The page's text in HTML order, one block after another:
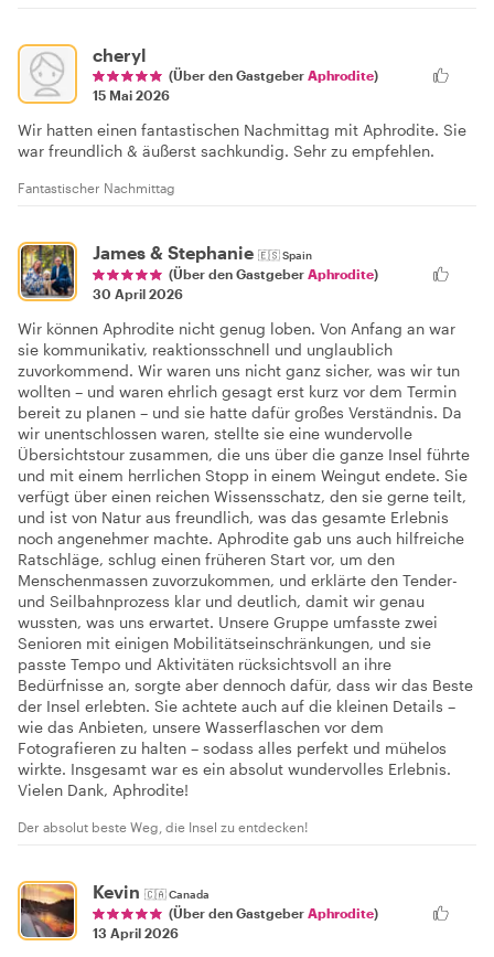
cheryl
(Über den Gastgeber Aphrodite)
15 Mai 2026
Wir hatten einen fantastischen Nachmittag mit Aphrodite. Sie
war freundlich & äußerst sachkundig. Sehr zu empfehlen.
Fantastischer Nachmittag
James & Stephanie 🇪🇸Spain
(Über den Gastgeber Aphrodite)
30 April 2026
Wir können Aphrodite nicht genug loben. Von Anfang an war
sie kommunikativ, reaktionsschnell und unglaublich
zuvorkommend. Wir waren uns nicht ganz sicher, was wir tun
wollten – und waren ehrlich gesagt erst kurz vor dem Termin
bereit zu planen – und sie hatte dafür großes Verständnis. Da
wir unentschlossen waren, stellte sie eine wundervolle
Übersichtstour zusammen, die uns über die ganze Insel führte
und mit einem herrlichen Stopp in einem Weingut endete. Sie
verfügt über einen reichen Wissensschatz, den sie gerne teilt,
und ist von Natur aus freundlich, was das gesamte Erlebnis
noch angenehmer machte. Aphrodite gab uns auch hilfreiche
Ratschläge, schlug einen früheren Start vor, um den
Menschenmassen zuvorzukommen, und erklärte den Tender-
und Seilbahnprozess klar und deutlich, damit wir genau
wussten, was uns erwartet. Unsere Gruppe umfasste zwei
Senioren mit einigen Mobilitätseinschränkungen, und sie
passte Tempo und Aktivitäten rücksichtsvoll an ihre
Bedürfnisse an, sorgte aber dennoch dafür, dass wir das Beste
der Insel erlebten. Sie achtete auch auf die kleinen Details –
wie das Anbieten, unsere Wasserflaschen vor dem
Fotografieren zu halten – sodass alles perfekt und mühelos
wirkte. Insgesamt war es ein absolut wundervolles Erlebnis.
Vielen Dank, Aphrodite!
Der absolut beste Weg, die Insel zu entdecken!
Kevin 🇨🇦Canada
(Über den Gastgeber Aphrodite)
13 April 2026